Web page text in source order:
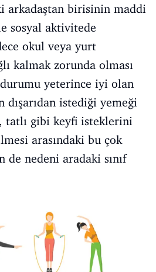
arkadaştan birisinin maddi
sosyal aktivitede
okul veya yurt
kalmak zorunda olması
yeterince iyi olan
dışarıdan istediği yemeği
tatlı gibi keyfi isteklerini
arasındaki bu çok
nedeni aradaki sınıf